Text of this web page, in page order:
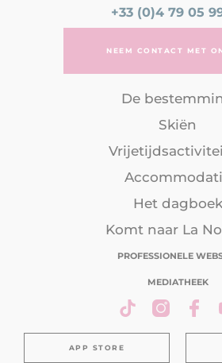
+33 (0)4 79 05
NEEM CONTACT MET
De
Skiën
Het dagboek
Komt naar La
PROFESSIONELE
MEDIATHEEK
APP STORE